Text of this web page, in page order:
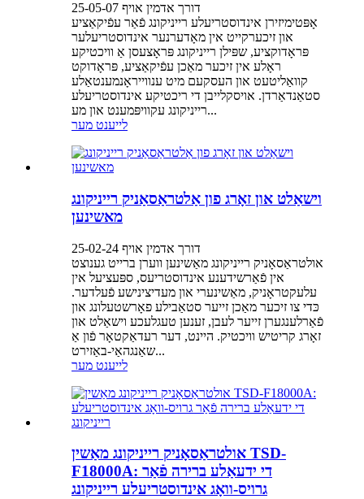
דורך אדמין אויף 25-05-07
אָפּטימיזירן אינדוסטריעלע רייניקונג פֿאַר עפֿיקאַציע
און זיכערקייט אין מאָדערנער אינדוסטריעלער
פּראָדוקציע, שפּילן רייניקונג פּראָצעסן אַ וויכטיקע
ראָלע אין זיכער מאַכן עפֿיקאַציע, פּראָדוקט
קוואַליטעט און העסקעם מיט ענווייראָנמענטאַלע
סטאַנדאַרדן. אויסקלייבן די ריכטיקע אינדוסטריעלע
רייניקונג עקוויפּמענט און מע...
לייענט מער
וישאַלט און זאָרג פון אַלטראַסאַניק רייניקונג
מאשינען
דורך אדמין אויף 25-02-24
אולטראַסאָניק רייניקונג מאַשינען ווערן ברייט גענוצט
אין פֿאַרשידענע אינדוסטריעס, ספּעציעל אין
עלעקטראָניק, מאַשינערי און מעדיצינישע פֿעלדער.
כּדי צו זיכער מאַכן זייער סטאַבילע פאָרשטעלונג און
פֿאַרלענגערן זייער לעבן, זענען טעגלעכע וישאַלט און
זאָרג קריטיש וויכטיק. היינט, דער רעדאַקטאָר פֿון אַ
שאַנגהאַי-באַזירט...
לייענט מער
אולטראַסאָניק רייניקונג מאַשין TSD-
F18000A: די ידעאַלע ברירה פֿאַר
גרויס-וואָג אינדוסטריעלע רייניקונג